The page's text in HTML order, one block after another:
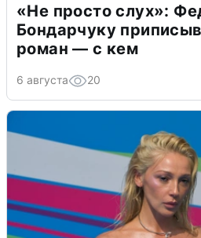
«Не просто слух»:
Бондарчуку
роман — с кем
6 августа 20